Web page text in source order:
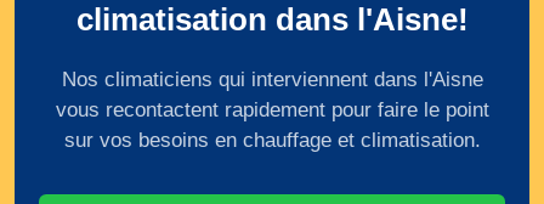
climatisation dans l'Aisne!
Nos climaticiens qui interviennent dans l'Aisne
vous recontactent rapidement pour faire le point
sur vos besoins en chauffage et climatisation.